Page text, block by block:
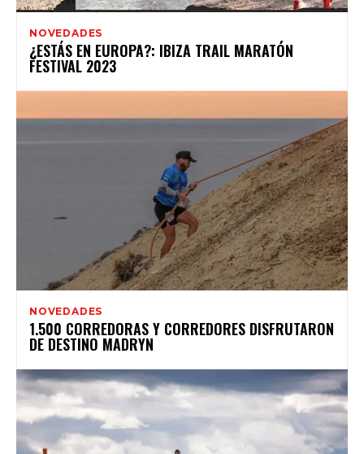
NOVEDADES
¿ESTÁS EN EUROPA?: IBIZA TRAIL MARATÓN
FESTIVAL 2023
NOVEDADES
1.500 CORREDORAS Y CORREDORES DISFRUTARON
DE DESTINO MADRYN